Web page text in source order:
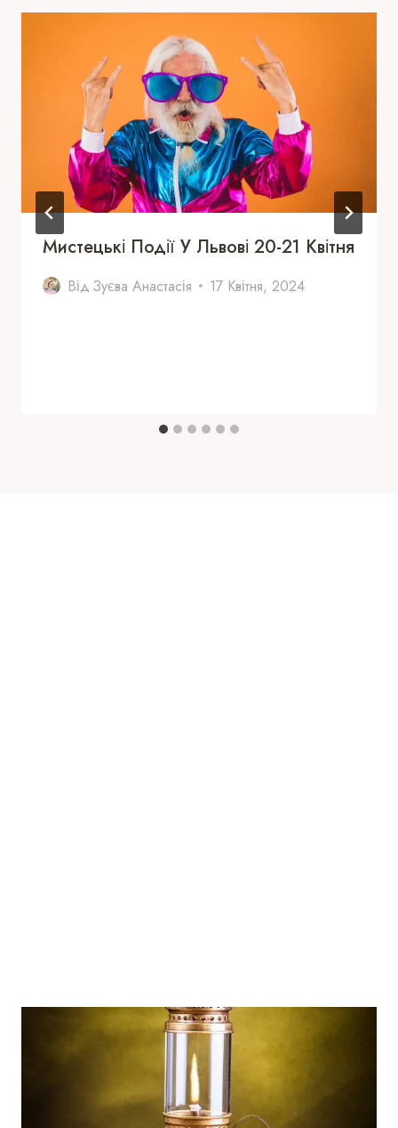
Мистецькі Події У Львові 20-21 Квітня
Від Зуєва Анастасія 17 Квітня, 2024